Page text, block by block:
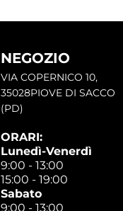
NEGOZIO
VIA COPERNICO 10,
35028PIOVE DI SACCO
(PD)
ORARI:
Lunedì-Venerdì
9:00 - 13:00
15:00 - 19:00
Sabato
9:00 - 13:00